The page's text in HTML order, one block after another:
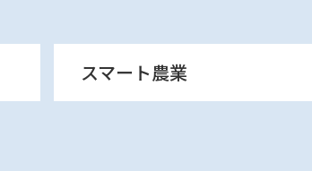
スマート農業